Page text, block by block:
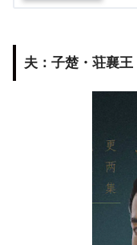
夫：子楚・荘襄王